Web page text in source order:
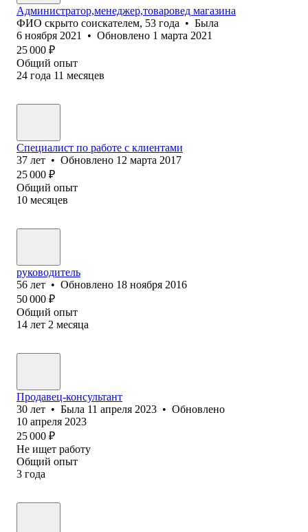
Администратор,менеджер,товаровед магазина
ФИО скрыто соискателем, 53 года • Была
6 ноября 2021
• Обновлено 1 марта 2021
25 000 ₽
Общий опыт
24 года 11 месяцев
Специалист по работе с клиентами
37 лет • Обновлено 12 марта 2017
25 000 ₽
Общий опыт
10 месяцев
руководитель
56 лет • Обновлено 18 ноября 2016
50 000 ₽
Общий опыт
14 лет 2 месяца
Продавец-консультант
30 лет • Была 11 апреля 2023 • Обновлено
10 апреля 2023
25 000 ₽
Не ищет работу
Общий опыт
3 года